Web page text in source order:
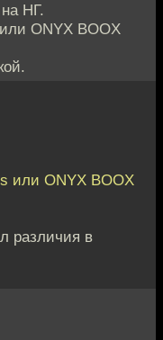
НГ.
ONYX BOOX
или ONYX BOOX
различия в